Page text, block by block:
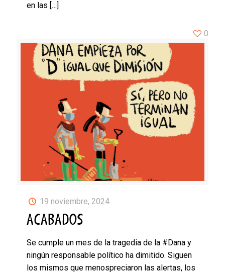
en las […]
19 noviembre, 2024
ACABADOS
Se cumple un mes de la tragedia de la #Dana y
ningún responsable político ha dimitido. Siguen
los mismos que menospreciaron las alertas, los
0